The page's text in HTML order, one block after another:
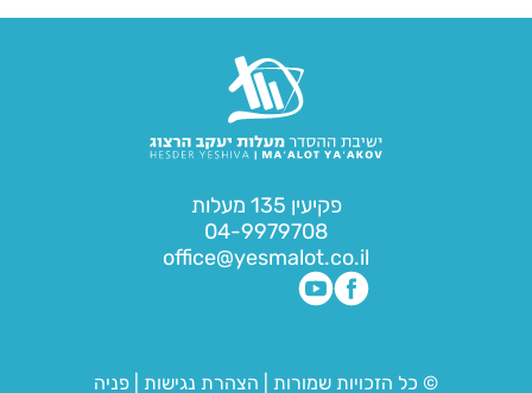
פקיעין 135 מעלות
04-9979708
office@yesmalot.co.il
© כל הזכויות שמורות הצהרת נגישות פניה